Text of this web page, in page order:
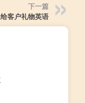
下一篇
客户礼物英语